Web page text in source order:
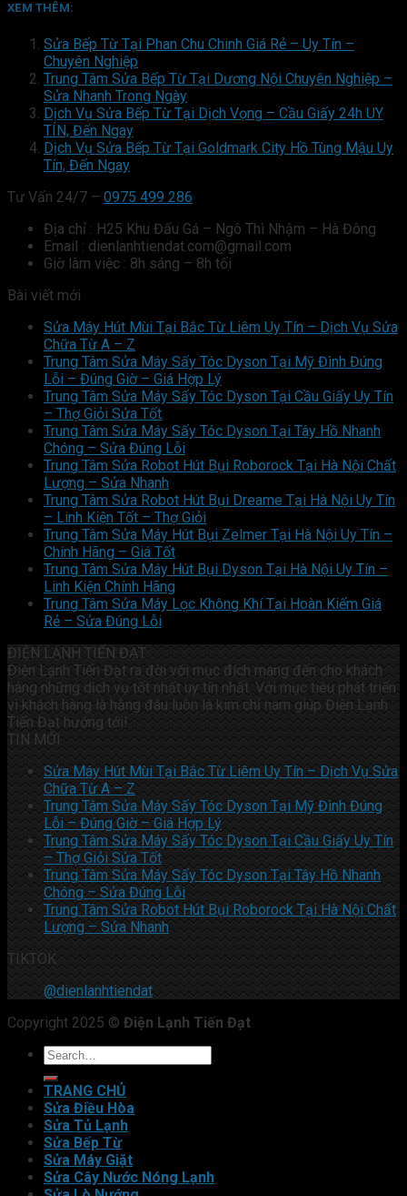
XEM THÊM:
Sửa Bếp Từ Tại Phan Chu Chinh Giá Rẻ – Uy Tín –
Chuyên Nghiệp
Trung Tâm Sửa Bếp Từ Tại Dương Nội Chuyên Nghiệp –
Sửa Nhanh Trong Ngày
Dịch Vụ Sửa Bếp Từ Tại Dịch Vọng – Cầu Giấy 24h UY
TÍN, Đến Ngay
Dịch Vụ Sửa Bếp Từ Tại Goldmark City Hồ Tùng Mậu Uy
Tín, Đến Ngay
Tư Vấn 24/7 – 0975 499 286
Địa chỉ : H25 Khu Đấu Gá – Ngô Thì Nhậm – Hà Đông
Email : dienlanhtiendat.com@gmail.com
Giờ làm việc : 8h sáng – 8h tối
Bài viết mới
Sửa Máy Hút Mùi Tại Bắc Từ Liêm Uy Tín – Dịch Vụ Sửa
Chữa Từ A – Z
Trung Tâm Sửa Máy Sấy Tóc Dyson Tại Mỹ Đình Đúng
Lỗi – Đúng Giờ – Giá Hợp Lý
Trung Tâm Sửa Máy Sấy Tóc Dyson Tại Cầu Giấy Uy Tín
– Thợ Giỏi Sửa Tốt
Trung Tâm Sửa Máy Sấy Tóc Dyson Tại Tây Hồ Nhanh
Chóng – Sửa Đúng Lỗi
Trung Tâm Sửa Robot Hút Bụi Roborock Tại Hà Nội Chất
Lượng – Sửa Nhanh
Trung Tâm Sửa Robot Hút Bụi Dreame Tại Hà Nội Uy Tín
– Linh Kiện Tốt – Thợ Giỏi
Trung Tâm Sửa Máy Hút Bụi Zelmer Tại Hà Nội Uy Tín –
Chính Hãng – Giá Tốt
Trung Tâm Sửa Máy Hút Bụi Dyson Tại Hà Nội Uy Tín –
Linh Kiện Chính Hãng
Trung Tâm Sửa Máy Lọc Không Khí Tại Hoàn Kiếm Giá
Rẻ – Sửa Đúng Lỗi
ĐIỆN LẠNH TIẾN ĐẠT
Điện Lạnh Tiến Đạt ra đời với mục đích mang đến cho khách
hàng những dịch vụ tốt nhất uy tín nhất. Với mục tiêu phát triển
vì khách hàng là hằng đâu luôn là kim chỉ nam giúp Điện Lạnh
Tiến Đạt hướng tới!
TIN MỚI
Sửa Máy Hút Mùi Tại Bắc Từ Liêm Uy Tín – Dịch Vụ Sửa
Chữa Từ A – Z
Trung Tâm Sửa Máy Sấy Tóc Dyson Tại Mỹ Đình Đúng
Lỗi – Đúng Giờ – Giá Hợp Lý
Trung Tâm Sửa Máy Sấy Tóc Dyson Tại Cầu Giấy Uy Tín
– Thợ Giỏi Sửa Tốt
Trung Tâm Sửa Máy Sấy Tóc Dyson Tại Tây Hồ Nhanh
Chóng – Sửa Đúng Lỗi
Trung Tâm Sửa Robot Hút Bụi Roborock Tại Hà Nội Chất
Lượng – Sửa Nhanh
TIKTOK
@dienlanhtiendat
Copyright 2025 © Điện Lạnh Tiến Đạt
TRANG CHỦ
Sửa Điều Hòa
Sửa Tủ Lạnh
Sửa Bếp Từ
Sửa Máy Giặt
Sửa Cây Nước Nóng Lạnh